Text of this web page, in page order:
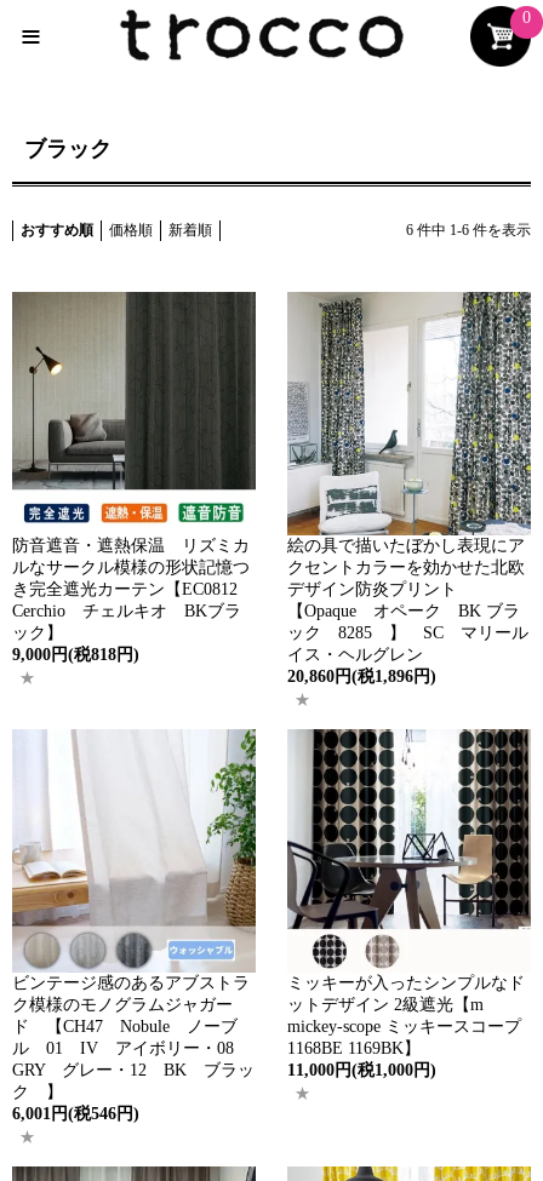
0
≡
ブラック
おすすめ順 価格順 新着順 6 件中 1-6 件を表示
防音遮音・遮熱保温 リズミカ
ルなサークル模様の形状記憶つ
き完全遮光カーテン【EC0812
Cerchio チェルキオ BKブラ
ック】
9,000円(税818円)
絵の具で描いたぼかし表現にア
クセントカラーを効かせた北欧
デザイン防炎プリント
【Opaque オペーク BK ブラ
ック 8285 】 SC マリール
イス・ヘルグレン
20,860円(税1,896円)
ビンテージ感のあるアブストラ
ク模様のモノグラムジャガー
ド 【CH47 Nobule ノーブ
ル 01 IV アイボリー・08
GRY グレー・12 BK ブラッ
ク 】
6,001円(税546円)
ミッキーが入ったシンプルなド
ットデザイン 2級遮光【m
mickey-scope ミッキースコープ
1168BE 1169BK】
11,000円(税1,000円)